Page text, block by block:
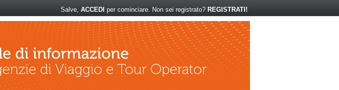
Salve, ACCEDI per cominciare. Non sei registrato? REGISTRATI!